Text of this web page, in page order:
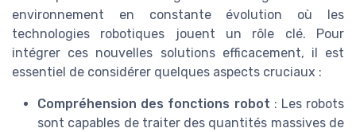
environnement en constante évolution où les
technologies robotiques jouent un rôle clé. Pour
intégrer ces nouvelles solutions efficacement, il est
essentiel de considérer quelques aspects cruciaux :
Compréhension des fonctions robot : Les robots
sont capables de traiter des quantités massives de